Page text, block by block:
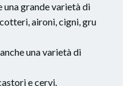
una grande varietà di
aironi, cigni, gru
una varietà di
e cervi.